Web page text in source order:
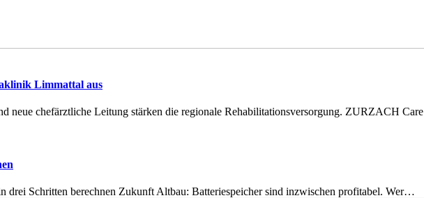
Limmattal aus
neue chefärztliche Leitung stärken die regionale Rehabilitationsversorgung. ZURZACH
drei Schritten berechnen Zukunft Altbau: Batteriespeicher sind inzwischen profitabel. Wer…